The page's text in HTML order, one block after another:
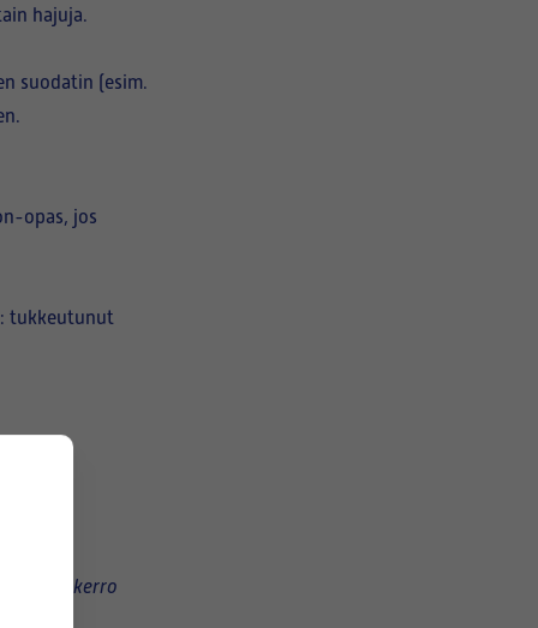
hajuja.
suodatin (esim.
opas, jos
tukkeutunut
– kerro